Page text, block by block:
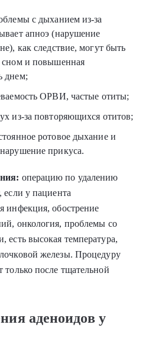
с дыханием из-за
апноэ (нарушение
как следствие, могут быть
сном и повышенная
днем;
ОРВИ, частые отиты;
из-за повторяющихся отитов;
ротовое дыхание и
прикуса.
операцию по удалению
если у пациента
инфекция, обострение
онкология, проблемы со
есть высокая температура,
железы. Процедуру
только после тщательной
аденоидов у